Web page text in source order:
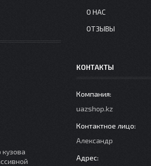
О НАС
ОТЗЫВЫ
КОНТАКТЫ
uazshop.kz
Александр